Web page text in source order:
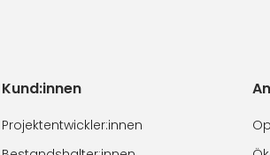
Kund:innen
Projektentwickler:innen